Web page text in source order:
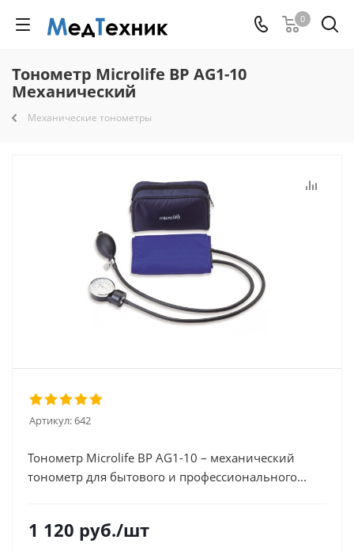
0
Тонометр Microlife BP AG1-10
Механический
Механические тонометры
Артикул:642
Тонометр Microlife BP AG1-10 – механический
тонометр для бытового и профессионального...
1 120 руб./шт